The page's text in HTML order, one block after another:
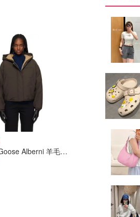
Canada Goose Alberni 羊毛飞行夹克 米色棕色
Canada Goose
色飞行夹克